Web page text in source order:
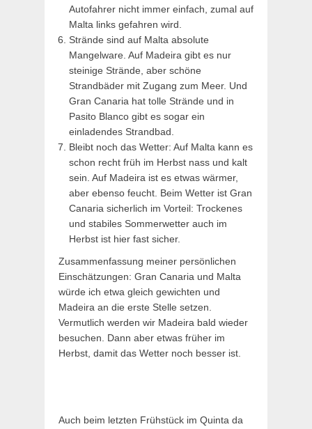
Autofahrer nicht immer einfach, zumal auf
Malta links gefahren wird.
Strände sind auf Malta absolute
Mangelware. Auf Madeira gibt es nur
steinige Strände, aber schöne
Strandbäder mit Zugang zum Meer. Und
Gran Canaria hat tolle Strände und in
Pasito Blanco gibt es sogar ein
einladendes Strandbad.
Bleibt noch das Wetter: Auf Malta kann es
schon recht früh im Herbst nass und kalt
sein. Auf Madeira ist es etwas wärmer,
aber ebenso feucht. Beim Wetter ist Gran
Canaria sicherlich im Vorteil: Trockenes
und stabiles Sommerwetter auch im
Herbst ist hier fast sicher.
Zusammenfassung meiner persönlichen
Einschätzungen: Gran Canaria und Malta
würde ich etwa gleich gewichten und
Madeira an die erste Stelle setzen.
Vermutlich werden wir Madeira bald wieder
besuchen. Dann aber etwas früher im
Herbst, damit das Wetter noch besser ist.
Auch beim letzten Frühstück im Quinta da